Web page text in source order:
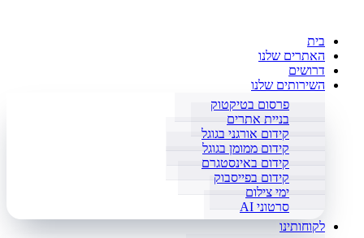
בית
האתרים שלנו
דרושים
השירותים שלנו
פרסום בטיקטוק
בניית אתרים
קידום אורגני בגוגל
קידום ממומן בגוגל
קידום באינסטגרם
קידום בפייסבוק
ימי צילום
סרטוני AI
לקוחותינו